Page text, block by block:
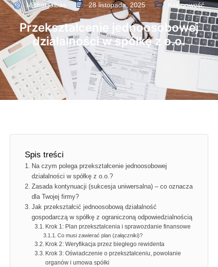
Michał Gibas 28 listopada, 2025 Księgowość
Przekształcenie jednoosobowej
działalności w spółkę z o.o.
Spis treści
Na czym polega przekształcenie jednoosobowej
działalności w spółkę z o.o.?
Zasada kontynuacji (sukcesja uniwersalna) – co oznacza
dla Twojej firmy?
Jak przekształcić jednoosobową działalność
gospodarczą w spółkę z ograniczoną odpowiedzialnością
Krok 1: Plan przekształcenia i sprawozdanie finansowe
Co musi zawierać plan (załączniki)?
Krok 2: Weryfikacja przez biegłego rewidenta
Krok 3: Oświadczenie o przekształceniu, powołanie
organów i umowa spółki